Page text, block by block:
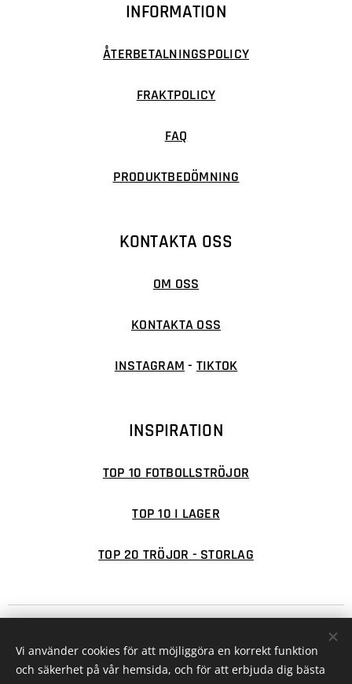
INFORMATION
ÅTERBETALNINGSPOLICY
FRAKTPOLICY
FAQ
PRODUKTBEDÖMNING
KONTAKTA OSS
OM OSS
KONTAKTA OSS
INSTAGRAM - TIKTOK
INSPIRATION
TOP 10 FOTBOLLSTRÖJOR
TOP 10 I LAGER
TOP 20 TRÖJOR - STORLAG
Valutor
SEK kr
EUR €
Vi använder cookies för att möjliggöra en korrekt funktion
och säkerhet på vår hemsida, och för att erbjuda dig bästa